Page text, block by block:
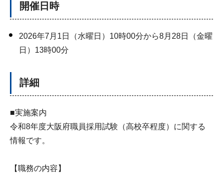
開催日時
2026年7月1日（水曜日）10時00分から8月28日（金曜
日）13時00分
詳細
■実施案内
令和8年度大阪府職員採用試験（高校卒程度）に関する
情報です。
【職務の内容】